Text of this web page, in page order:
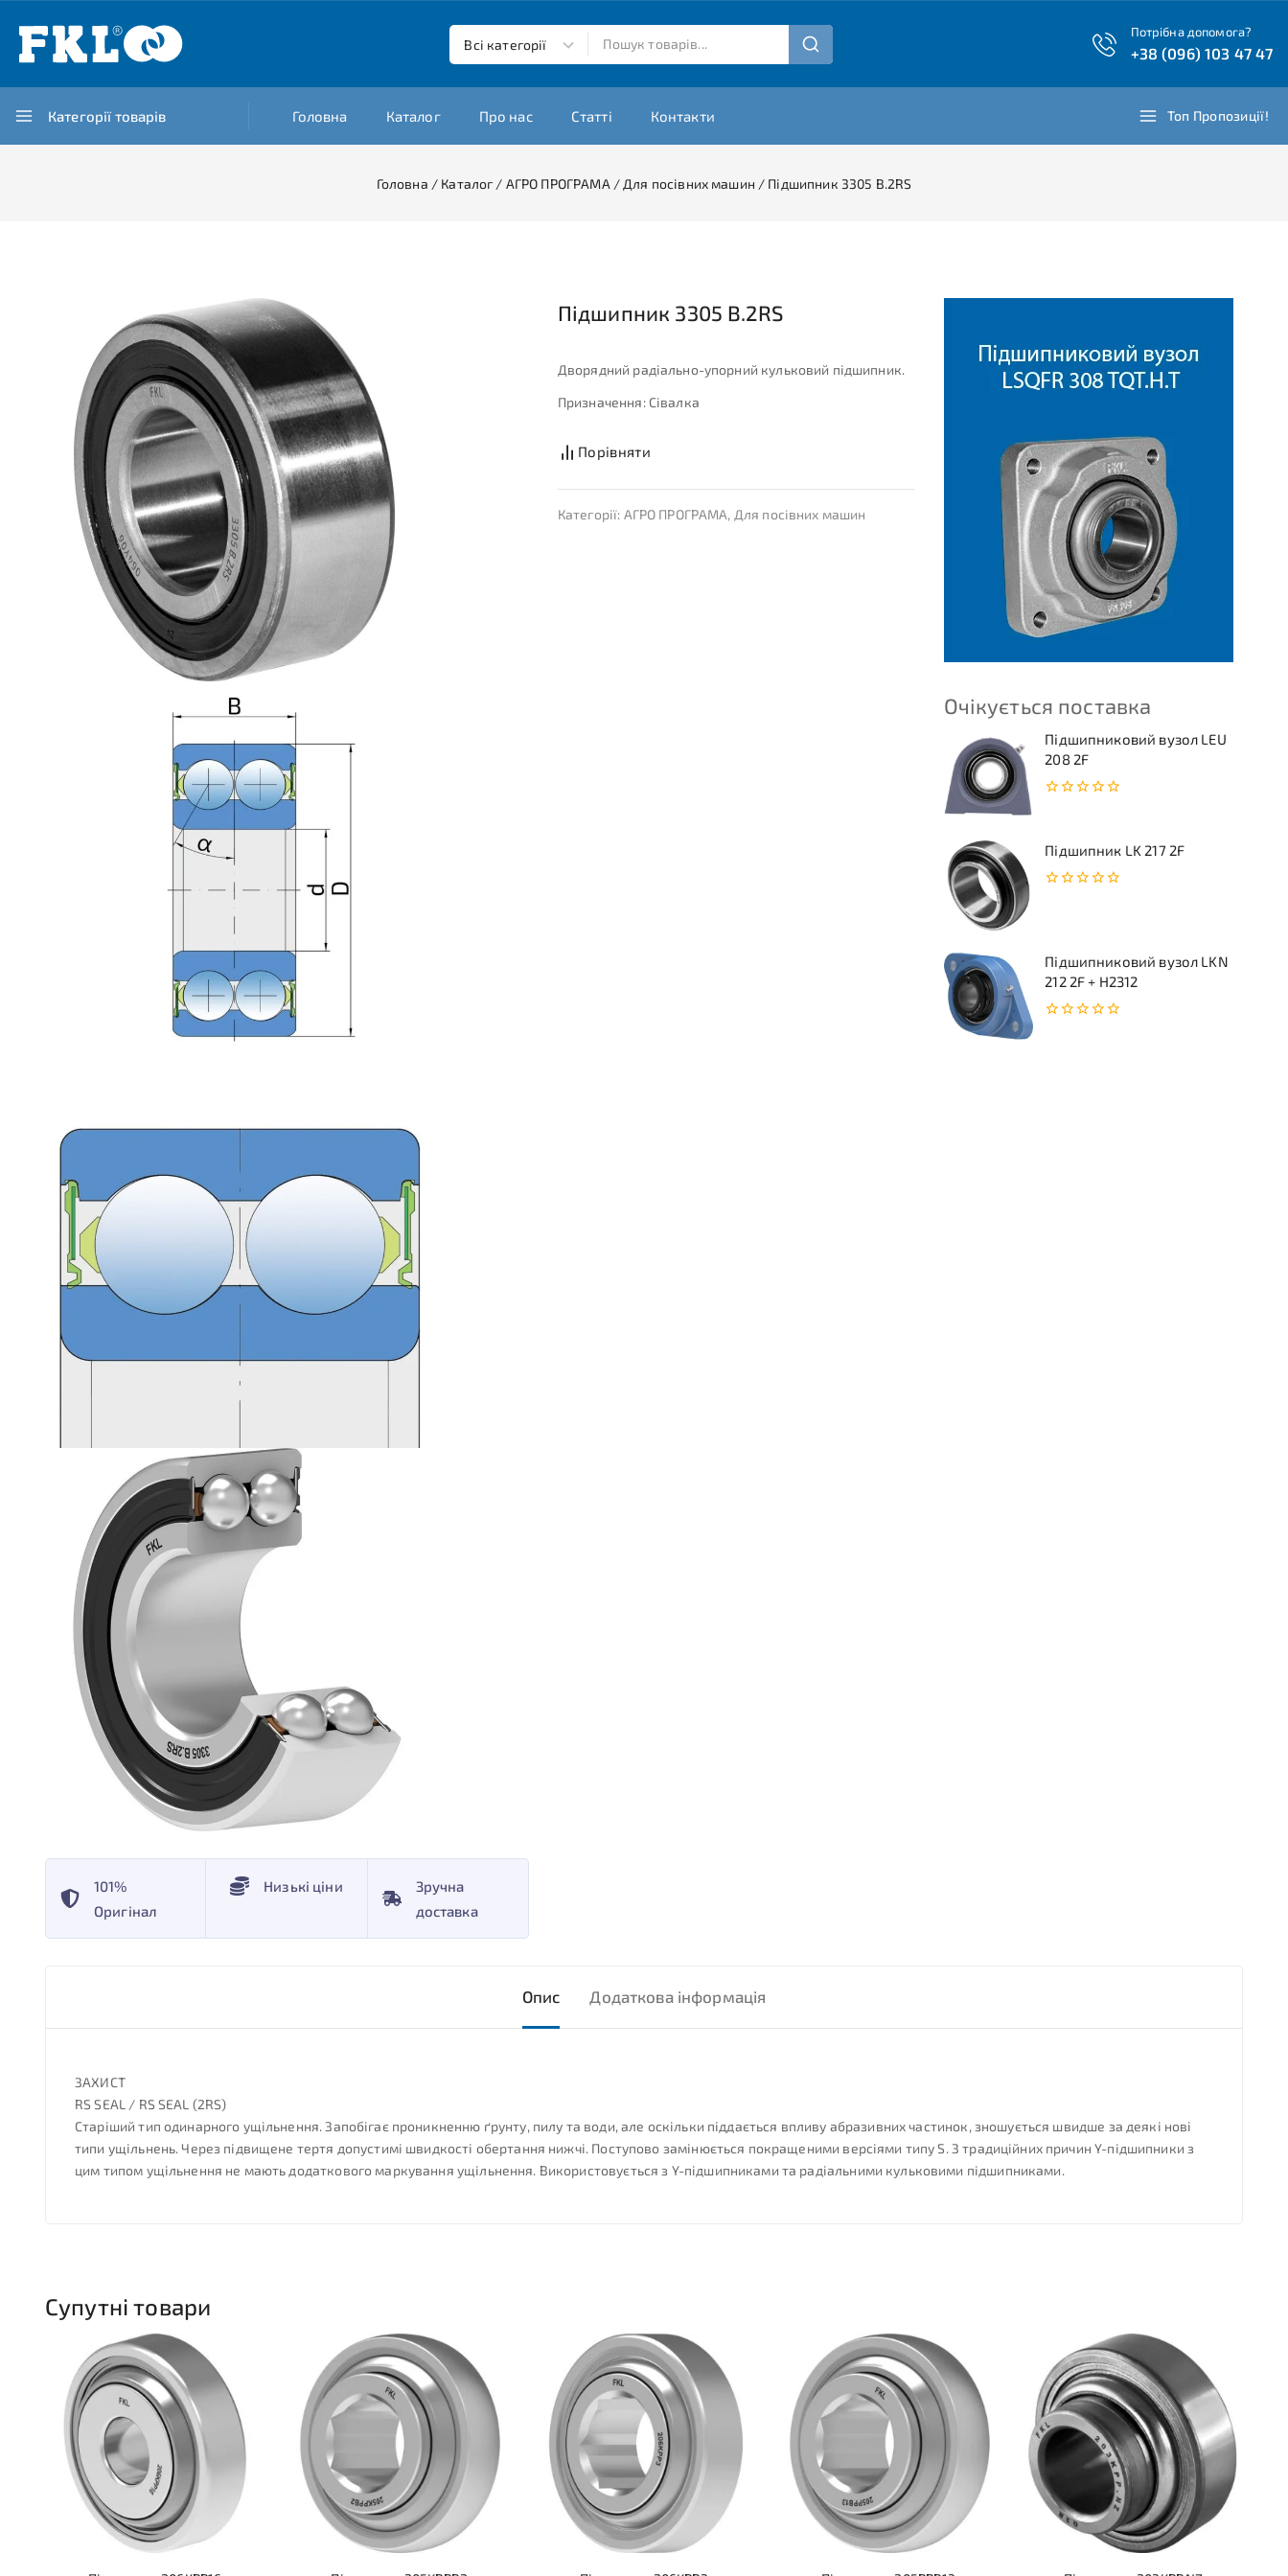
Потрібна допомога?
+38 (096) 103 47 47
Категорії товарів Головна Каталог Про нас Статті Контакти Топ Пропозиції!
Головна / Каталог / АГРО ПРОГРАМА / Для посівних машин / Підшипник 3305 B.2RS
Очікується поставка
Підшипниковий вузол LEU
208 2F
Підшипник LK 217 2F
Підшипниковий вузол LKN
212 2F + H2312
101%
Оригінал
Низькі ціни
Зручна
доставка
Підшипник 3305 B.2RS
Дворядний радіально-упорний кульковий підшипник.
Призначення: Сівалка
Порівняти
Категорії: АГРО ПРОГРАМА, Для посівних машин
Опис Додаткова інформація
ЗАХИСТ
RS SEAL / RS SEAL (2RS)
Старіший тип одинарного ущільнення. Запобігає проникненню ґрунту, пилу та води, але оскільки піддається впливу абразивних частинок, зношується швидше за деякі нові
типи ущільнень. Через підвищене тертя допустимі швидкості обертання нижчі. Поступово замінюється покращеними версіями типу S. З традиційних причин Y-підшипники з
цим типом ущільнення не мають додаткового маркування ущільнення. Використовується з Y-підшипниками та радіальними кульковими підшипниками.
Супутні товари